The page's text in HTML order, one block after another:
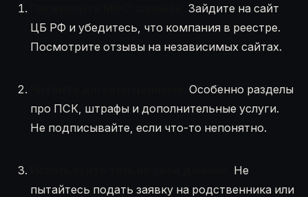
Зайдите на сайт
ЦБ РФ и убедитесь, что компания в реестре.
Посмотрите отзывы на независимых сайтах.
Особенно разделы
про ПСК, штрафы и дополнительные услуги.
Не подписывайте, если что-то непонятно.
Не
пытайтесь подать заявку на родственника или